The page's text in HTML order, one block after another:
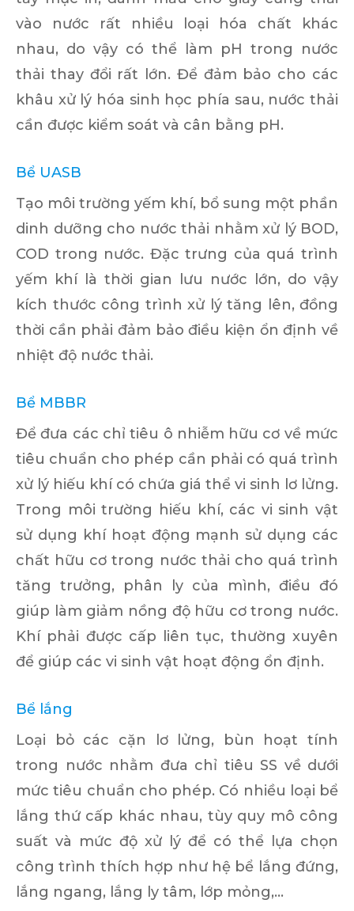
vào nước rất nhiều loại hóa chất khác
nhau, do vậy có thể làm pH trong nước
thải thay đổi rất lớn. Để đảm bảo cho các
khâu xử lý hóa sinh học phía sau, nước thải
cần được kiểm soát và cân bằng pH.
Bể UASB
Tạo môi trường yếm khí, bổ sung một phần
dinh dưỡng cho nước thải nhằm xử lý BOD,
COD trong nước. Đặc trưng của quá trình
yếm khí là thời gian lưu nước lớn, do vậy
kích thước công trình xử lý tăng lên, đồng
thời cần phải đảm bảo điều kiện ổn định về
nhiệt độ nước thải.
Bể MBBR
Để đưa các chỉ tiêu ô nhiễm hữu cơ về mức
tiêu chuẩn cho phép cần phải có quá trình
xử lý hiếu khí có chứa giá thể vi sinh lơ lửng.
Trong môi trường hiếu khí, các vi sinh vật
sử dụng khí hoạt động mạnh sử dụng các
chất hữu cơ trong nước thải cho quá trình
tăng trưởng, phân ly của mình, điều đó
giúp làm giảm nồng độ hữu cơ trong nước.
Khí phải được cấp liên tục, thường xuyên
để giúp các vi sinh vật hoạt động ổn định.
Bể lắng
Loại bỏ các cặn lơ lửng, bùn hoạt tính
trong nước nhằm đưa chỉ tiêu SS về dưới
mức tiêu chuẩn cho phép. Có nhiều loại bể
lắng thứ cấp khác nhau, tùy quy mô công
suất và mức độ xử lý để có thể lựa chọn
công trình thích hợp như hệ bể lắng đứng,
lắng ngang, lắng ly tâm, lớp mỏng,…